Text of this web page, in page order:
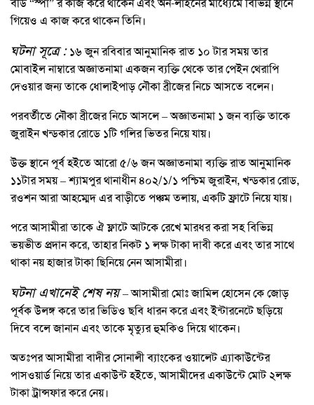
বডি “স্পা” র কাজ করে থাকেন এবং অন-লাইনের মাধ্যেমে বিভিন্ন স্থানে
গিয়েও এ কাজ করে থাকেন তিনি।
ঘটনা সূত্রে : ১৬ জুন রবিবার আনুমানিক রাত ১০ টার সময় তার
মোবাইল নাম্বারে অজ্ঞাতনামা একজন ব্যক্তি থেকে তার পেইন থেরাপি
দেওয়ার জন্য তাকে ধোলাইপাড় নৌকা ব্রীজের নিচে আসতে বলেন।
পরবর্তীতে নৌকা ব্রীজের নিচে আসলে – অজ্ঞাতনামা ১ জন ব্যক্তি তাকে
জুরাইন খন্ডকার রোডে ১টি গলির ভিতর নিয়ে যায়।
উক্ত স্থানে পূর্ব হইতে আরো ৫/৬ জন অজ্ঞাতনামা ব্যক্তি রাত আনুমানিক
১১টার সময় – শ্যামপুর থানাধীন ৪০২/১/১ পশ্চিম জুরাইন, খন্ডকার রোড,
রওশন আরা আহম্মেদ এর বাড়ীতে পঞ্চম তলায়, একটি ফ্রাটে নিয়ে যায়।
পরে আসামীরা তাকে ঐ ফ্লাটে আটকে রেখে মারধর করা সহ বিভিন্ন
ভয়ভীত প্রদান করে, তাহার নিকট ১ লক্ষ টাকা দাবী করে এবং তার সাথে
থাকা নয় হাজার টাকা ছিনিয়ে নেন আসামীরা।
ঘটনা এখানেই শেষ নয় – আসামীরা মোঃ জামিল হোসেন কে জোড়
পূর্বক উলঙ্গ করে তার ভিডিও ছবি ধারন করে এবং ইন্টারনেটে ছড়িয়ে
দিবে বলে জানান এবং তাকে মৃত্যুর হুমকিও দিয়ে থাকেন।
অতঃপর আসামীরা বাদীর সোনালী ব্যাংকের ওয়ালেট এ্যাকাউন্টের
পাসওয়ার্ড নিয়ে তার একাউন্ট হইতে, আসামীদের একাউন্টে মোট ২লক্ষ
টাকা ট্রান্সফার করে নেয়।